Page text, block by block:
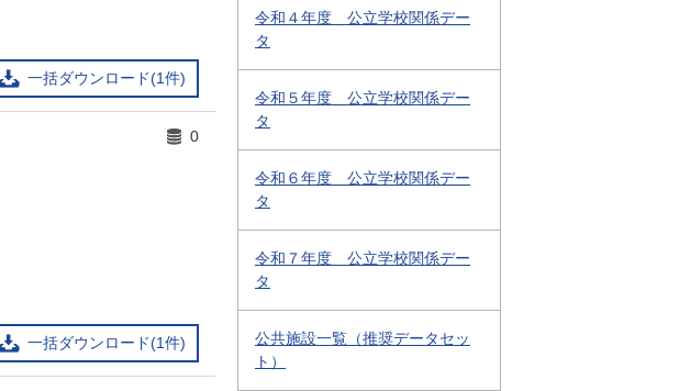
一括ダウンロード(1件)
一括ダウンロード(1件)
0
令和４年度 公立学校関係デー
タ
令和５年度 公立学校関係デー
タ
令和６年度 公立学校関係デー
タ
令和７年度 公立学校関係デー
タ
公共施設一覧（推奨データセッ
ト）